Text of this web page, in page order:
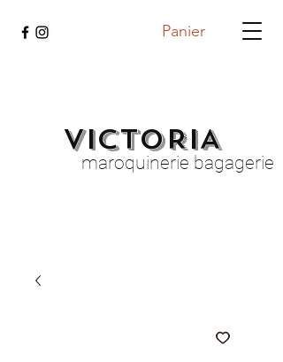
Panier
VICTORIA
maroquinerie bagagerie